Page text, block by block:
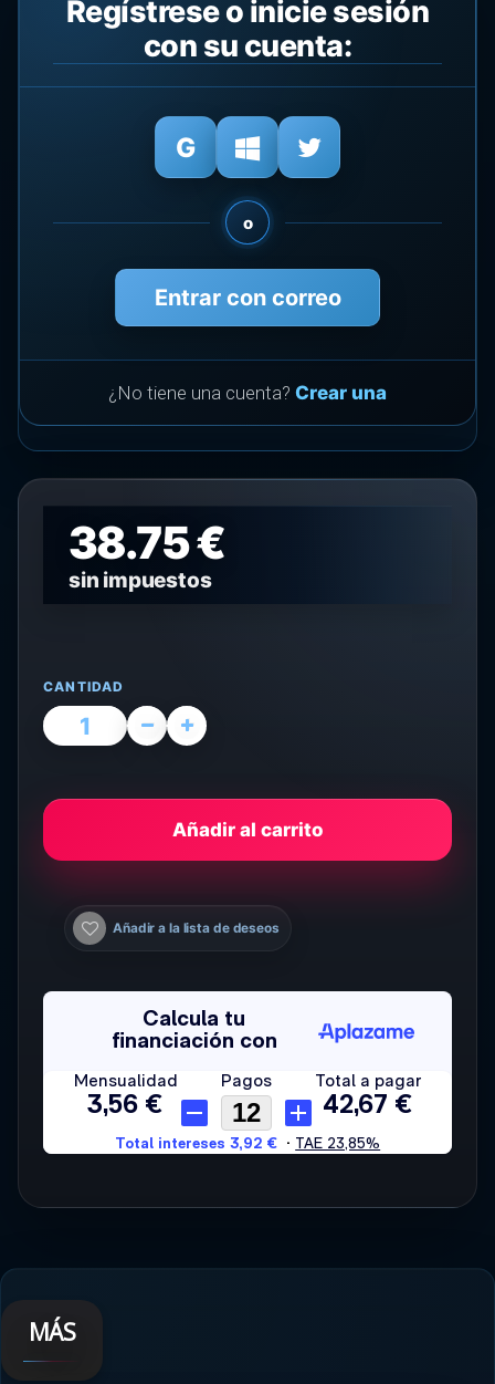
Regístrese o inicie sesión
con su cuenta:
o
Entrar con correo
¿No tiene una cuenta? Crear una
38.75 €
sin impuestos
CANTIDAD
Añadir al carrito
Añadir a la lista de deseos
MÁS